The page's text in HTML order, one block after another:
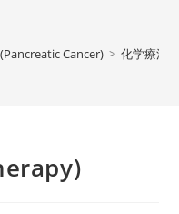
Cancer) > 化学療法